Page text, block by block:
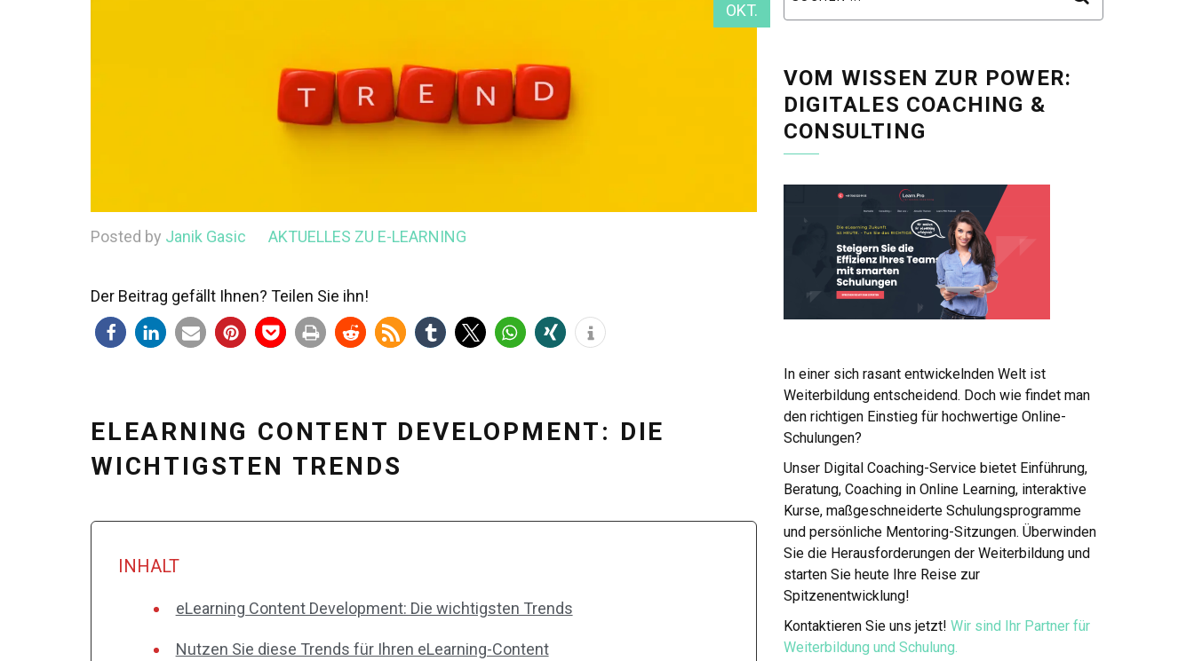
OKT.
Posted by Janik Gasic AKTUELLES ZU E-LEARNING
Der Beitrag gefällt Ihnen? Teilen Sie ihn!
ELEARNING CONTENT DEVELOPMENT: DIE
WICHTIGSTEN TRENDS
INHALT
eLearning Content Development: Die wichtigsten Trends
Nutzen Sie diese Trends für Ihren eLearning-Content
VOM WISSEN ZUR POWER:
DIGITALES COACHING &
CONSULTING
In einer sich rasant entwickelnden Welt ist
Weiterbildung entscheidend. Doch wie findet man
den richtigen Einstieg für hochwertige Online-
Schulungen?
Unser Digital Coaching-Service bietet Einführung,
Beratung, Coaching in Online Learning, interaktive
Kurse, maßgeschneiderte Schulungsprogramme
und persönliche Mentoring-Sitzungen. Überwinden
Sie die Herausforderungen der Weiterbildung und
starten Sie heute Ihre Reise zur
Spitzenentwicklung!
Kontaktieren Sie uns jetzt! Wir sind Ihr Partner für
Weiterbildung und Schulung.